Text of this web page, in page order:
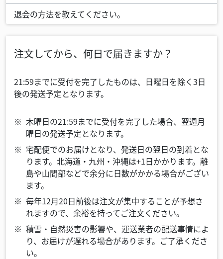
退会の方法を教えてください。
注文してから、何日で届きますか？
21:59までに受付を完了したものは、日曜日を除く3日
後の発送予定となります。
木曜日の21:59までに受付を完了した場合、翌週月
曜日の発送予定となります。
宅配便でのお届けとなり、発送日の翌日の到着とな
ります。北海道・九州・沖縄は+1日かかります。離
島や山間部などで余分に日数がかかる場合がござい
ます。
毎年12月20日前後は注文が集中することが予想さ
れますので、余裕を持ってご注文ください。
積雪・自然災害の影響や、運送業者の配送事情によ
り、お届けが遅れる場合があります。ご了承くださ
い。